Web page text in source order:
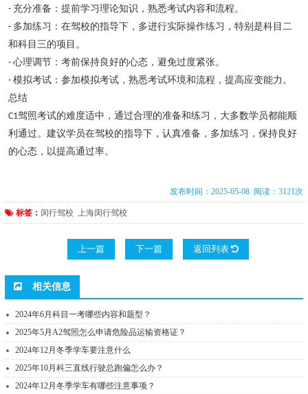
- 充分准备：提前学习理论知识，熟悉考试内容和流程。
- 多加练习：在驾校的指导下，多进行实际操作练习，特别是科目二
和科目三的项目。
- 心理调节：考前保持良好的心态，避免过度紧张。
- 模拟考试：参加模拟考试，熟悉考试环境和流程，提高应变能力。
总结
C1驾照考试的难度适中，通过合理的准备和练习，大多数学员都能顺
利通过。建议学员在驾校的指导下，认真准备，多加练习，保持良好
的心态，以提高通过率。
发布时间：2025-05-08 阅读：3121次
标签： 闵行驾校 上海闵行驾校
上一篇 下一篇 返回列表
相关信息
2024年6月科目一考哪些内容和题型？
2025年5月A2驾照怎么申请危险品运输资格证？
2024年12月冬季学车要注意什么
2025年10月科三直线行驶总跑偏怎么办？
2024年12月冬季学车有哪些注意事项？